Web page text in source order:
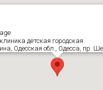
детская городская
Одесская обл., Одесса, пр.